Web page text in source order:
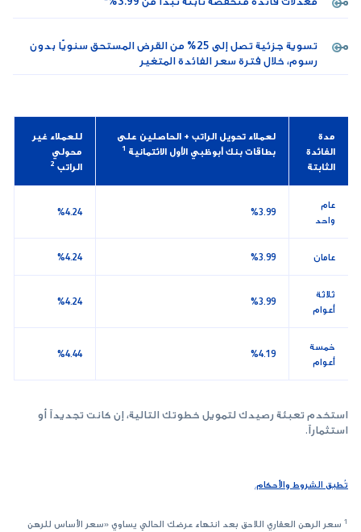
تسوية جزئية تصل إلى 25% من القرض المستحق سنويًا بدون
رسوم، خلال فترة سعر الفائدة المتغير
مدة
الفائدة
الثابتة
لعملاء تحويل الراتب + الحاصلين على
بطاقات بنك أبوظبي الأول الائتمانية 1
للعملاء غير
محولي
الراتب 2
عام
واحد
%3.99
%4.24
عامان %3.99
%4.24
ثلاثة
أعوام
%3.99
%4.24
خمسة
أعوام
%4.19
%4.44
استخدم تعبئة رصيدك لتمويل خطوتك التالية، إن كانت تجديداً أو
استثماراً.
تُطبق الشروط والأحكام.
1 سعر الرهن العقاري اللاحق بعد انتهاء عرضك الحالي يساوي «سعر الأساس للرهن